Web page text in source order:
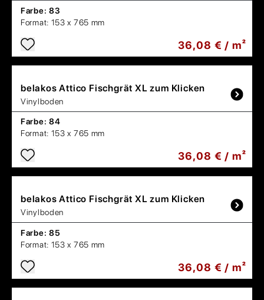
Farbe: 83
Format: 153 x 765 mm
36,08 € / m²
belakosAttico Fischgrät XL zum Klicken
Vinylboden
Farbe: 84
Format: 153 x 765 mm
36,08 € / m²
belakosAttico Fischgrät XL zum Klicken
Vinylboden
Farbe: 85
Format: 153 x 765 mm
36,08 € / m²